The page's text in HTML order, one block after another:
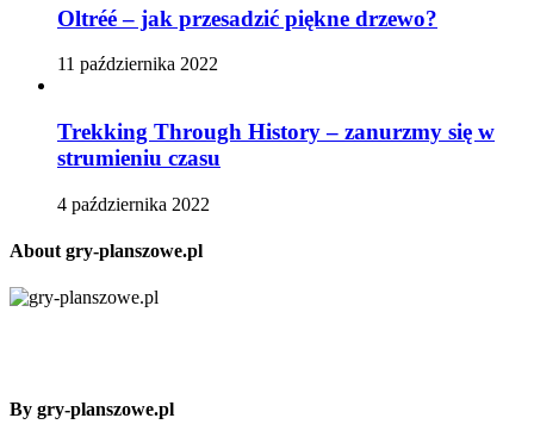
Oltréé – jak przesadzić piękne drzewo?
11 października 2022
Trekking Through History – zanurzmy się w
strumieniu czasu
4 października 2022
About gry-planszowe.pl
By gry-planszowe.pl